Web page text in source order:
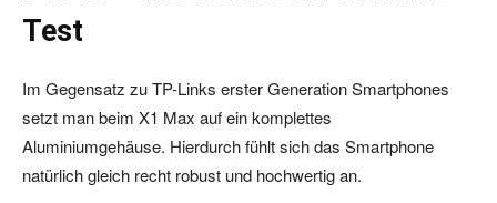
Test
Im Gegensatz zu TP-Links erster Generation Smartphones
setzt man beim X1 Max auf ein komplettes
Aluminiumgehäuse. Hierdurch fühlt sich das Smartphone
natürlich gleich recht robust und hochwertig an.